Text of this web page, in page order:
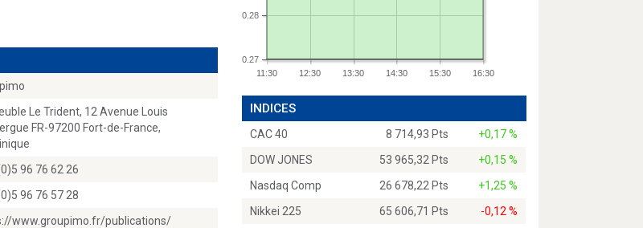
Le Trident, 12 Avenue Louis
FR-97200 Fort-de-France,
96 76 62 26
96 76 57 28
www.groupimo.fr/publications/
11:30 12:30 13:30 14:30 15:30 16:30
0.27
0.28
INDICES
CAC 40 8 714,93 Pts
+0,17 %
DOW JONES
53 965,32 Pts
+0,15 %
Nasdaq Comp
26 678,22 Pts
+1,25 %
Nikkei 225
65 606,71 Pts -0,12 %